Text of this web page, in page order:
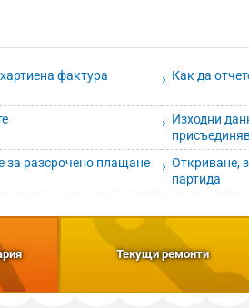
фактура
за разсрочено плащане
Как да
Изходни
Откриване,
партида
Текущи ремонти